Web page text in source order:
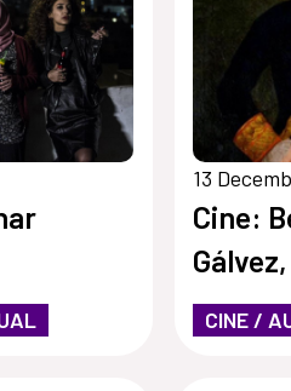
13
Cine:
CINE /